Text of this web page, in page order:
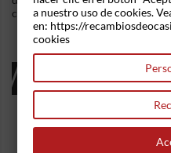
consultenos.
16 OTROS
a nuestro uso de cookies.
en: https://
cookies